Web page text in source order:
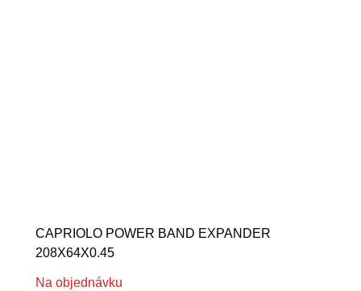
CAPRIOLO POWER BAND EXPANDER
208X64X0.45
Na objednávku